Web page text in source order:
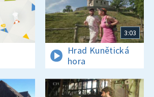
3:03
Hrad Kunětická
hora